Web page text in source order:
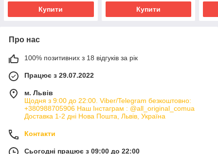
Купити Купити
Про нас
100% позитивних з 18 відгуків за рік
Працює з 29.07.2022
м. Львів
Щодня з 9:00 до 22:00. Viber/Telegram безкоштовно:
+380988705906 Наш Інстаграм : @all_original_comua
Доставка 1-2 дні Нова Пошта, Львів, Україна
Контакти
Сьогодні працює з 09:00 до 22:00